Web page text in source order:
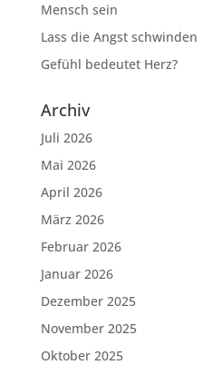
Mensch sein
Lass die Angst schwinden
Gefühl bedeutet Herz?
Archiv
Juli 2026
Mai 2026
April 2026
März 2026
Februar 2026
Januar 2026
Dezember 2025
November 2025
Oktober 2025